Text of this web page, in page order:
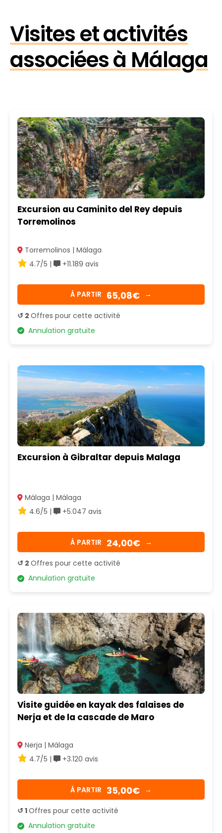
Visites et activités
associées à Málaga
Excursion au Caminito del Rey depuis
Torremolinos
Torremolinos | Málaga
4.7/5 |
+11.189 avis
Á PARTIR 65,08€ →
↺ 2 Offres pour cette activité
Annulation gratuite
Excursion à Gibraltar depuis Malaga
Málaga | Málaga
4.6/5 |
+5.047 avis
Á PARTIR 24,00€ →
↺ 2 Offres pour cette activité
Annulation gratuite
Visite guidée en kayak des falaises de
Nerja et de la cascade de Maro
Nerja | Málaga
4.7/5 |
+3.120 avis
Á PARTIR 35,00€ →
↺ 1Offres pour cette activité
Annulation gratuite